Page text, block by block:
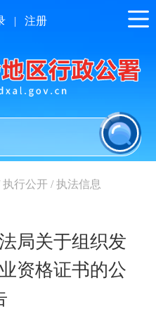
| 注册
执行公开 /执法信息
局关于组织发
资格证书的公